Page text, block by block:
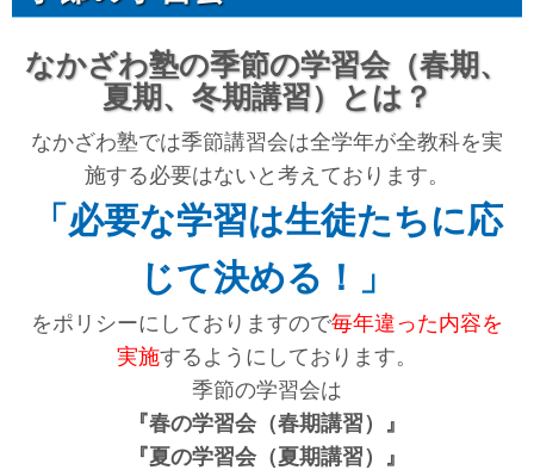
なかざわ塾の季節の学習会（春期、
夏期、冬期講習）とは？
なかざわ塾では季節講習会は全学年が全教科を実
施する必要はないと考えております。
「必要な学習は生徒たちに応
じて決める！」
をポリシーにしておりますので毎年違った内容を
実施するようにしております。
季節の学習会は
『春の学習会（春期講習）』
『夏の学習会（夏期講習）』